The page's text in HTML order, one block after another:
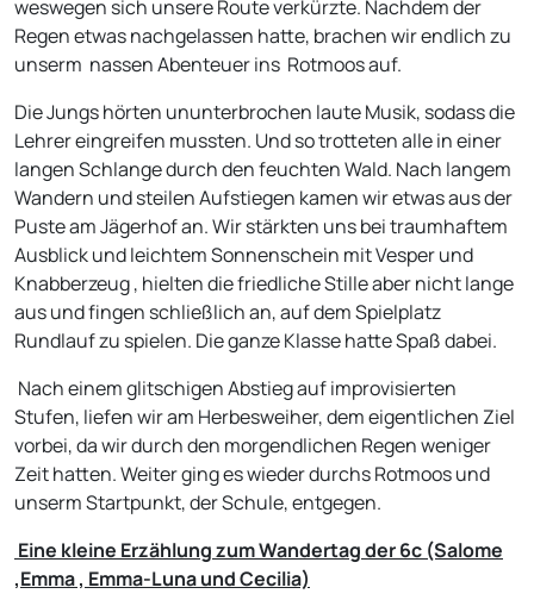
weswegen sich unsere Route verkürzte. Nachdem der
Regen etwas nachgelassen hatte, brachen wir endlich zu
unserm nassen Abenteuer ins Rotmoos auf.
Die Jungs hörten ununterbrochen laute Musik, sodass die
Lehrer eingreifen mussten. Und so trotteten alle in einer
langen Schlange durch den feuchten Wald. Nach langem
Wandern und steilen Aufstiegen kamen wir etwas aus der
Puste am Jägerhof an. Wir stärkten uns bei traumhaftem
Ausblick und leichtem Sonnenschein mit Vesper und
Knabberzeug , hielten die friedliche Stille aber nicht lange
aus und fingen schließlich an, auf dem Spielplatz
Rundlauf zu spielen. Die ganze Klasse hatte Spaß dabei.
Nach einem glitschigen Abstieg auf improvisierten
Stufen, liefen wir am Herbesweiher, dem eigentlichen Ziel
vorbei, da wir durch den morgendlichen Regen weniger
Zeit hatten. Weiter ging es wieder durchs Rotmoos und
unserm Startpunkt, der Schule, entgegen.
Eine kleine Erzählung zum Wandertag der 6c (Salome
,Emma , Emma-Luna und Cecilia)